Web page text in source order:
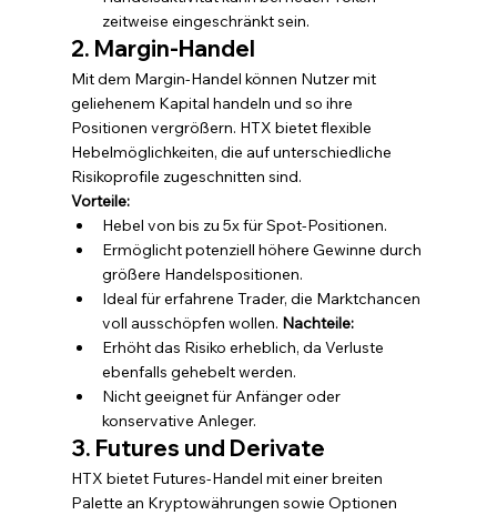
zeitweise eingeschränkt sein.
2. Margin-Handel
Mit dem Margin-Handel können Nutzer mit
geliehenem Kapital handeln und so ihre
Positionen vergrößern. HTX bietet flexible
Hebelmöglichkeiten, die auf unterschiedliche
Risikoprofile zugeschnitten sind.
Vorteile:
Hebel von bis zu 5x für Spot-Positionen.
Ermöglicht potenziell höhere Gewinne durch
größere Handelspositionen.
Ideal für erfahrene Trader, die Marktchancen
voll ausschöpfen wollen. Nachteile:
Erhöht das Risiko erheblich, da Verluste
ebenfalls gehebelt werden.
Nicht geeignet für Anfänger oder
konservative Anleger.
3. Futures und Derivate
HTX bietet Futures-Handel mit einer breiten
Palette an Kryptowährungen sowie Optionen